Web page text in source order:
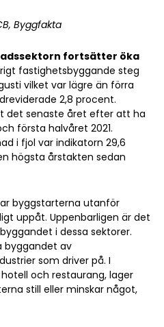
Byggfakta
fortsätter öka
fastighetsbyggande steg
vilket var lägre än förra
2,8 procent.
det senaste året efter att ha
första halvåret 2021.
i fjol var indikatorn 29,6
högsta årstakten sedan
byggstarterna utanför
uppåt. Uppenbarligen är det
i dessa sektorer.
byggandet av
som driver på. I
och restaurang, lager
still eller minskar något,